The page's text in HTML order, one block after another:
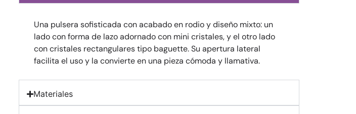
Una pulsera sofisticada con acabado en rodio y diseño mixto: un
lado con forma de lazo adornado con mini cristales, y el otro lado
con cristales rectangulares tipo baguette. Su apertura lateral
facilita el uso y la convierte en una pieza cómoda y llamativa.
Materiales